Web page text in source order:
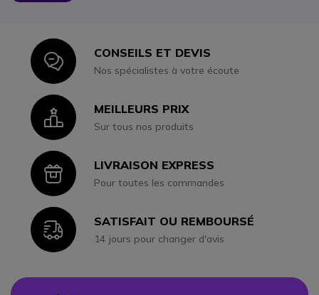
IconCONSEILS ET DEVIS
Nos spécialistes à votre écoute
IconMEILLEURS PRIX
Sur tous nos produits
IconLIVRAISON EXPRESS
Pour toutes les commandes
IconSATISFAIT OU REMBOURSÉ
14 jours pour changer d'avis